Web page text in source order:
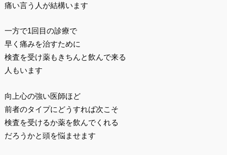
痛い言う人が結構います
一方で1回目の診療で
早く痛みを治すために
検査を受け薬もきちんと飲んで来る
人もいます
向上心の強い医師ほど
前者のタイプにどうすれば次こそ
検査を受けるか薬を飲んでくれる
だろうかと頭を悩ませます